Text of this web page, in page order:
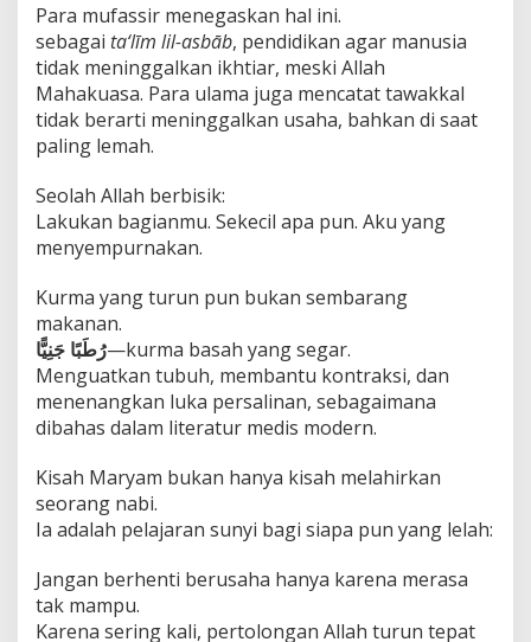
‏Para mufassir menegaskan hal ini.
sebagai ta‘līm lil-asbāb, pendidikan agar manusia
tidak meninggalkan ikhtiar, meski Allah
Mahakuasa. Para ulama juga mencatat tawakkal
tidak berarti meninggalkan usaha, bahkan di saat
paling lemah.
Seolah Allah berbisik:
Lakukan bagianmu. Sekecil apa pun. Aku yang
menyempurnakan.
Kurma yang turun pun bukan sembarang
makanan.
رُطَبًا جَنِيًّا—kurma basah yang segar.
Menguatkan tubuh, membantu kontraksi, dan
menenangkan luka persalinan, sebagaimana
dibahas dalam literatur medis modern.
seorang nabi.
‏Ia adalah pelajaran sunyi bagi siapa pun yang lelah:
tak mampu.